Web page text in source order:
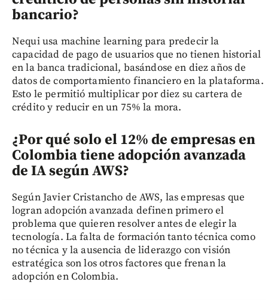
bancario?
Nequi usa machine learning para predecir la
capacidad de pago de usuarios que no tienen historial
en la banca tradicional, basándose en diez años de
datos de comportamiento financiero en la plataforma.
Esto le permitió multiplicar por diez su cartera de
crédito y reducir en un 75% la mora.
¿Por qué solo el 12% de empresas en
Colombia tiene adopción avanzada
de IA según AWS?
Según Javier Cristancho de AWS, las empresas que
logran adopción avanzada definen primero el
problema que quieren resolver antes de elegir la
tecnología. La falta de formación tanto técnica como
no técnica y la ausencia de liderazgo con visión
estratégica son los otros factores que frenan la
adopción en Colombia.